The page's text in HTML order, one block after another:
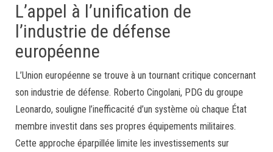
L’appel à l’unification de
l’industrie de défense
européenne
L’Union européenne se trouve à un tournant critique concernant
son industrie de défense. Roberto Cingolani, PDG du groupe
Leonardo, souligne l’inefficacité d’un système où chaque État
membre investit dans ses propres équipements militaires.
Cette approche éparpillée limite les investissements sur